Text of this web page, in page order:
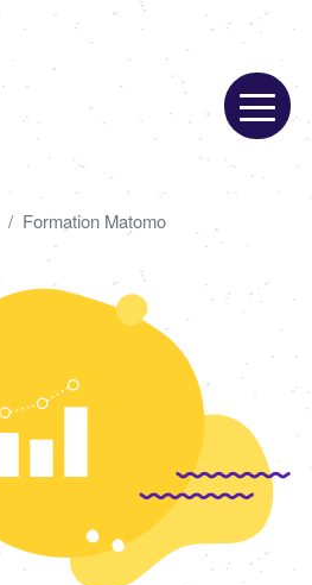
Aller
contenu
principal
Formation Matomo